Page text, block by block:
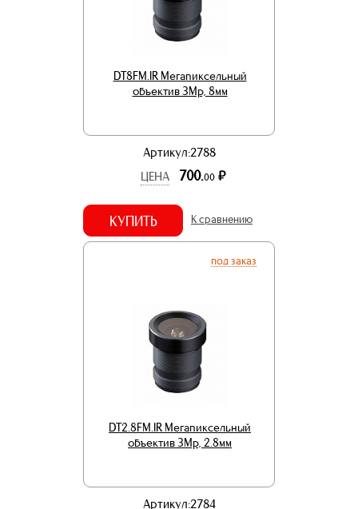
DT8FM.IR Мегапиксельный
объектив 3Mp, 8мм
Артикул:2788
ЦЕНА
700.00 р.
КУПИТЬ К сравнению
под заказ
DT2.8FM.IR Мегапиксельный
объектив 3Mp, 2.8мм
Артикул:2784